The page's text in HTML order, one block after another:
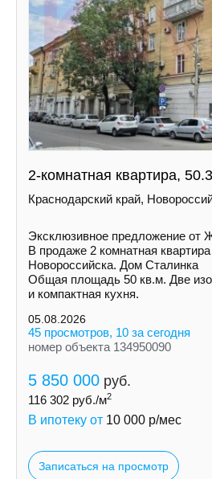
2-комнатная квартира,
Краснодарский край,
Эксклюзивное предложение
В продаже 2 комнатная
Новороссийска. Дом Сталинка
Общая площадь 50 кв.м. Две
и компактная кухня.
05.08.2026
45 просмотров, 10 за сегодня
номер объекта 134950090
5 850 000 руб.
116 302 руб./м2
В ипотеку от 10 000 р/мес
Записаться на просмотр